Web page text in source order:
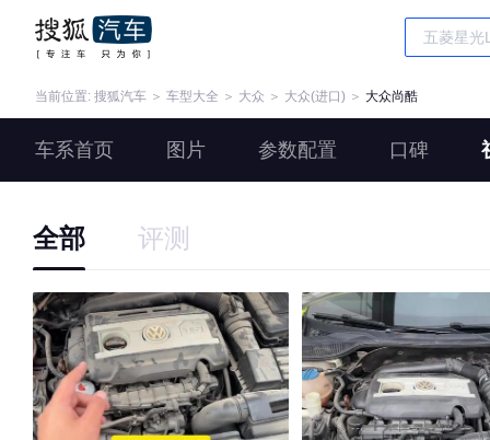
当前位置: 搜狐汽车 ＞ 车型大全 ＞ 大众 ＞ 大众(进口) ＞ 大众尚酷
车系首页 图片 参数配置 口碑
全部 评测